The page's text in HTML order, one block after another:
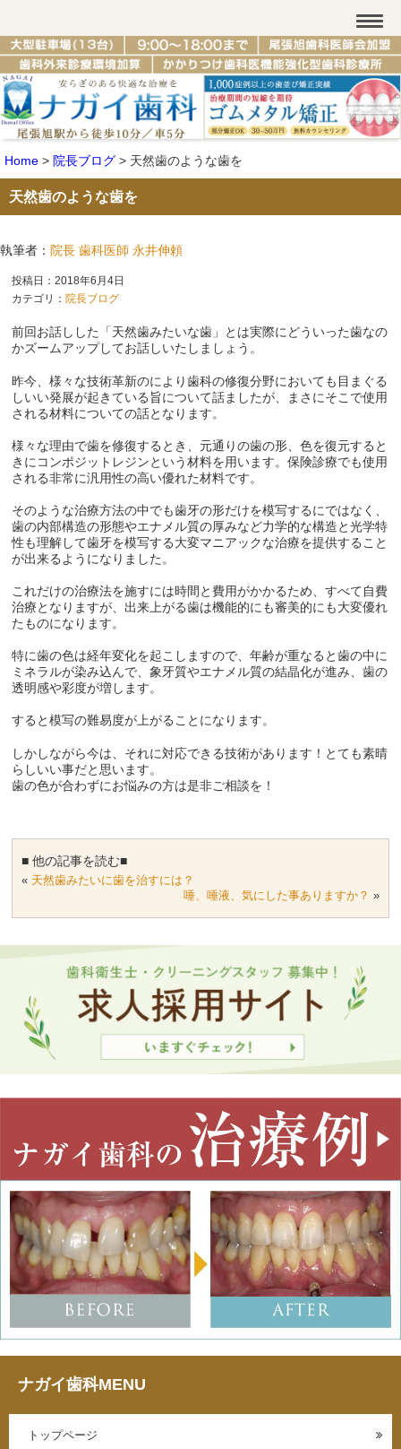
Home > 院長ブログ > 天然歯のような歯を
天然歯のような歯を
執筆者： 院長 歯科医師 永井伸頼
投稿日：2018年6月4日
カテゴリ： 院長ブログ
前回お話しした「天然歯みたいな歯」とは実際にどういった歯なの
かズームアップしてお話しいたしましょう。
昨今、様々な技術革新のにより歯科の修復分野においても目まぐる
しいい発展が起きている旨について話ましたが、まさにそこで使用
される材料についての話となります。
様々な理由で歯を修復するとき、元通りの歯の形、色を復元すると
きにコンポジットレジンという材料を用います。保険診療でも使用
される非常に汎用性の高い優れた材料です。
そのような治療方法の中でも歯牙の形だけを模写するにではなく、
歯の内部構造の形態やエナメル質の厚みなど力学的な構造と光学特
性も理解して歯牙を模写する大変マニアックな治療を提供すること
が出来るようになりました。
これだけの治療法を施すには時間と費用がかかるため、すべて自費
治療となりますが、出来上がる歯は機能的にも審美的にも大変優れ
たものになります。
特に歯の色は経年変化を起こしますので、年齢が重なると歯の中に
ミネラルが染み込んで、象牙質やエナメル質の結晶化が進み、歯の
透明感や彩度が増します。
すると模写の難易度が上がることになります。
しかしながら今は、それに対応できる技術があります！とても素晴
らしいい事だと思います。
歯の色が合わずにお悩みの方は是非ご相談を！
■ 他の記事を読む■
« 天然歯みたいに歯を治すには？
唾、唾液、気にした事ありますか？ »
ナガイ歯科MENU
トップページ